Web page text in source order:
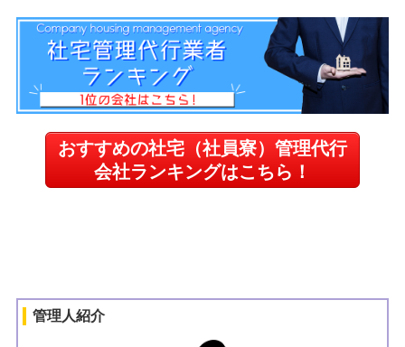
おすすめの社宅（社員寮）管理代行
会社ランキングはこちら！
管理人紹介